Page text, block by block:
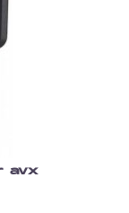
avx